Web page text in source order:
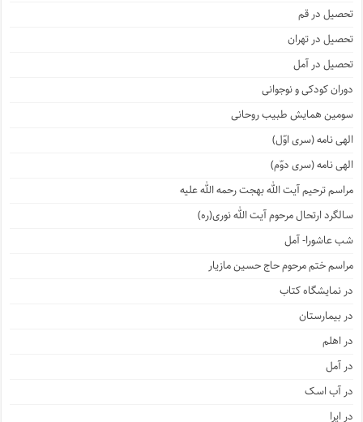
تحصیل در قم
تحصیل در تهران
تحصیل در آمل
دوران کودکی و نوجوانی
سومین همایش طبیب روحانی
الهی نامه (سری اوّل)
الهی نامه (سری دوّم)
مراسم ترحیم آیت الله بهجت رحمه الله علیه
سالگرد ارتحال مرحوم آیت الله نوری(ره)
شب عاشورا- آمل
مراسم ختم مرحوم حاج حسین مازیار
در نمایشگاه کتاب
در بیمارستان
در اهلم
در آمل
در آب اسک
در ایرا